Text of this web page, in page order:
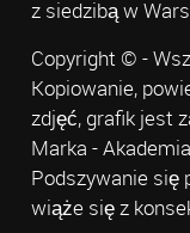
z siedzibą w
Copyright © -
Kopiowanie,
zdjęć, grafik jest
Marka -
Podszywanie się
wiąże się z